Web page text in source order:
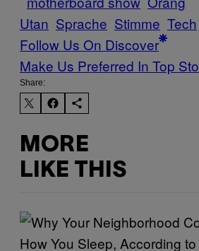
Utan Sprache Stimme Tech
Follow Us On Discover
Make Us Preferred In Top
Share:
MORE
LIKE THIS